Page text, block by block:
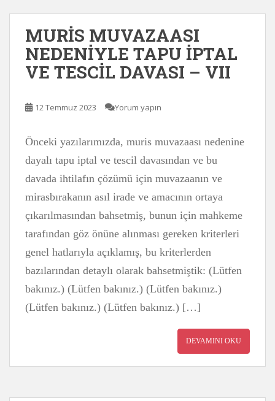
MURİS MUVAZAASI
NEDENİYLE TAPU İPTAL
VE TESCİL DAVASI – VII
12 Temmuz 2023 Yorum yapın
Önceki yazılarımızda, muris muvazaası nedenine
dayalı tapu iptal ve tescil davasından ve bu
davada ihtilafın çözümü için muvazaanın ve
mirasbırakanın asıl irade ve amacının ortaya
çıkarılmasından bahsetmiş, bunun için mahkeme
tarafından göz önüne alınması gereken kriterleri
genel hatlarıyla açıklamış, bu kriterlerden
bazılarından detaylı olarak bahsetmiştik: (Lütfen
bakınız.) (Lütfen bakınız.) (Lütfen bakınız.)
(Lütfen bakınız.) (Lütfen bakınız.) […]
DEVAMINI OKU